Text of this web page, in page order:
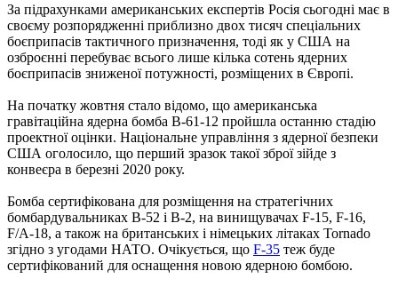
За підрахунками американських експертів Росія сьогодні має в
своєму розпорядженні приблизно двох тисяч спеціальних
боєприпасів тактичного призначення, тоді як у США на
озброєнні перебуває всього лише кілька сотень ядерних
боєприпасів зниженої потужності, розміщених в Європі.
На початку жовтня стало відомо, що американська
гравітаційна ядерна бомба B-61-12 пройшла останню стадію
проектної оцінки. Національне управління з ядерної безпеки
США оголосило, що перший зразок такої зброї зійде з
конвеєра в березні 2020 року.
Бомба сертифікована для розміщення на стратегічних
бомбардувальниках B-52 і B-2, на винищувачах F-15, F-16,
F/A-18, а також на британських і німецьких літаках Tornado
згідно з угодами НАТО. Очікується, що F-35 теж буде
сертифікований для оснащення новою ядерною бомбою.